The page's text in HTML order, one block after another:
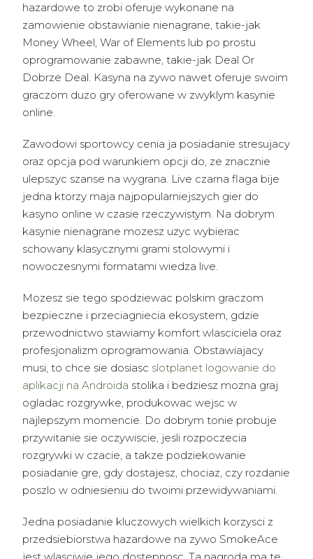
hazardowe to zrobi oferuje wykonane na
zamowienie obstawianie nienagrane, takie-jak
Money Wheel, War of Elements lub po prostu
oprogramowanie zabawne, takie-jak Deal Or
Dobrze Deal. Kasyna na zywo nawet oferuje swoim
graczom duzo gry oferowane w zwyklym kasynie
online.
Zawodowi sportowcy cenia ja posiadanie stresujacy
oraz opcja pod warunkiem opcji do, ze znacznie
ulepszyc szanse na wygrana. Live czarna flaga bije
jedna ktorzy maja najpopularniejszych gier do
kasyno online w czasie rzeczywistym. Na dobrym
kasynie nienagrane mozesz uzyc wybierac
schowany klasycznymi grami stolowymi i
nowoczesnymi formatami wiedza live.
Mozesz sie tego spodziewac polskim graczom
bezpieczne i przeciagniecia ekosystem, gdzie
przewodnictwo stawiamy komfort wlasciciela oraz
profesjonalizm oprogramowania. Obstawiajacy
musi, to chce sie dosiasc slotplanet logowanie do
aplikacji na Androida stolika i bedziesz mozna graj
ogladac rozgrywke, produkowac wejsc w
najlepszym momencie. Do dobrym tonie probuje
przywitanie sie oczywiscie, jesli rozpoczecia
rozgrywki w czacie, a takze podziekowanie
posiadanie gre, gdy dostajesz, chociaz, czy rozdanie
poszlo w odniesieniu do twoimi przewidywaniami.
Jedna posiadanie kluczowych wielkich korzysci z
przedsiebiorstwa hazardowe na zywo SmokeAce